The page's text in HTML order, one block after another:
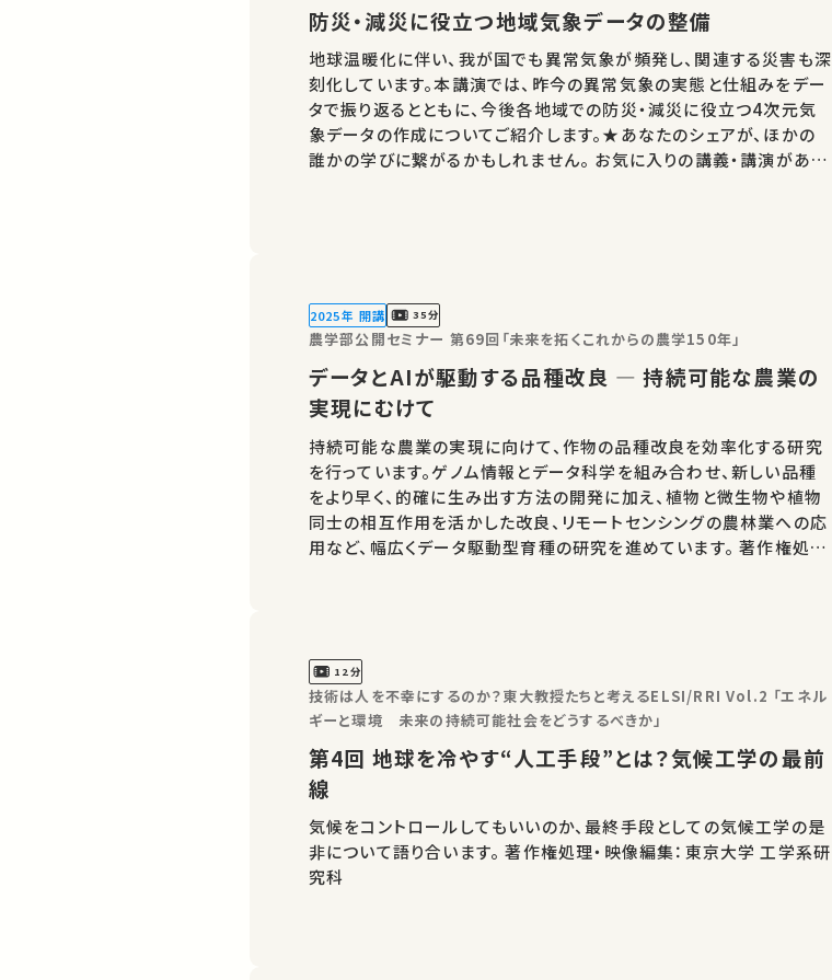
防災・減災に役立つ地域気象データの整備
地球温暖化に伴い、我が国でも異常気象が頻発し、関連する災害も深
刻化しています。本講演では、昨今の異常気象の実態と仕組みをデー
タで振り返るとともに、今後各地域での防災・減災に役立つ4次元気
象データの作成についてご紹介します。★あなたのシェアが、ほかの
誰かの学びに繋がるかもしれません。 お気に入りの講義・講演があれ
2025年 開講 35分
農学部公開セミナー 第69回「未来を拓くこれからの農学150年」
データとAIが駆動する品種改良 ― 持続可能な農業の
実現にむけて
持続可能な農業の実現に向けて、作物の品種改良を効率化する研究
を行っています。ゲノム情報とデータ科学を組み合わせ、新しい品種
をより早く、的確に生み出す方法の開発に加え、植物と微生物や植物
同士の相互作用を活かした改良、リモートセンシングの農林業への応
用など、幅広くデータ駆動型育種の研究を進めています。 著作権処
12分
技術は人を不幸にするのか？東大教授たちと考えるELSI/RRI Vol.2 「エネル
ギーと環境 未来の持続可能社会をどうするべきか」
第4回 地球を冷やす“人工手段”とは？気候工学の最前
線
気候をコントロールしてもいいのか、最終手段としての気候工学の是
非について語り合います。 著作権処理・映像編集：東京大学 工学系研
究科